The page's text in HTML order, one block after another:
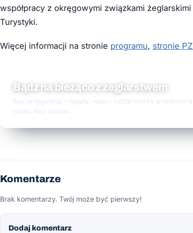
współpracy z okręgowymi związkami
Turystyki.
Więcej informacji na stronie programu, stronie
Bądź na bieżąco z żeglarstwem
Raz w tygodniu - regaty, rejsy i ludzie morza w jednym e-
mailu. Bez spamu.
Komentarze
Brak komentarzy. Twój może być pierwszy!
Dodaj komentarz